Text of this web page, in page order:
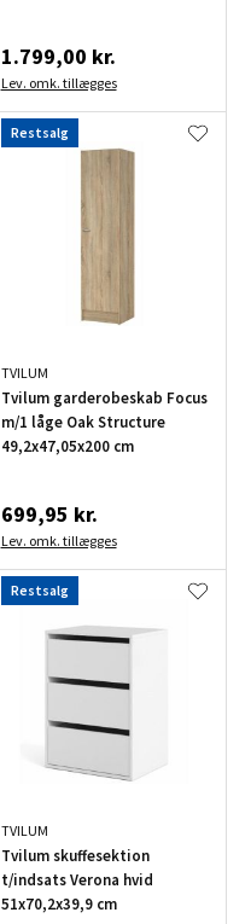
1.799,00 kr.
Lev. omk. tillægges
Restsalg
TVILUM
Tvilum garderobeskab Focus
m/1 låge Oak Structure
49,2x47,05x200 cm
699,95 kr.
Lev. omk. tillægges
Restsalg
TVILUM
Tvilum skuffesektion
t/indsats Verona hvid
51x70,2x39,9 cm